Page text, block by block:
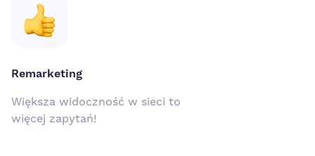
Remarketing
Większa widoczność w sieci to
więcej zapytań!